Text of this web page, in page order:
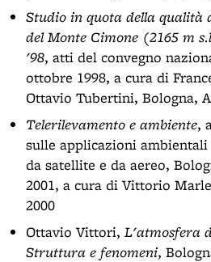
Studio in quota della qualità
del Monte Cimone (2165 m
'98, atti del convegno
ottobre 1998, a cura di
Ottavio Tubertini, Bologna,
Telerilevamento e ambiente,
sulle applicazioni
da satellite e da aereo,
2001, a cura di Vittorio
2000
Ottavio Vittori, L'atmosfera
Struttura e fenomeni,